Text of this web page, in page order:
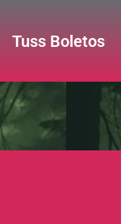
Tuss Boletos